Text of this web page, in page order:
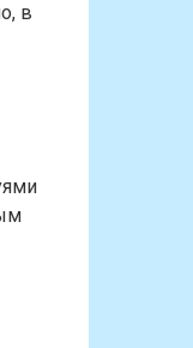
в